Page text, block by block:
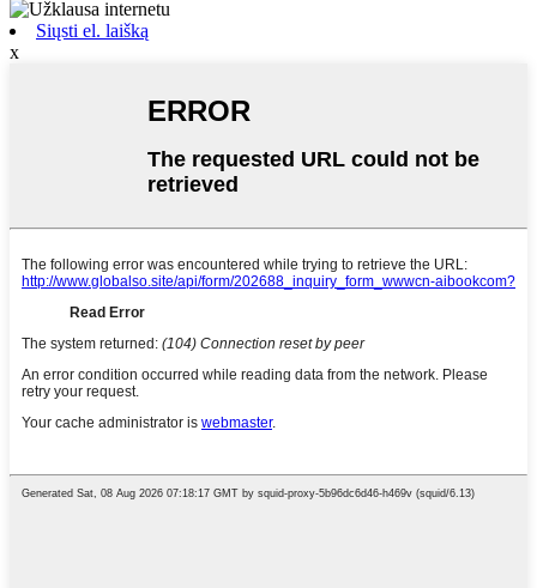
Siųsti el. laišką
x